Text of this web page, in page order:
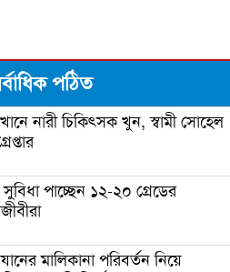
১৫ আগস্ট ’৭৫
দেখা ভালোবাসার সেই মানুষটি
প্রধানমন্ত্রী
পঠিত
নারী চিকিৎসক খুন, স্বামী সোহেল
পাচ্ছেন ১২-২০ গ্রেডের
মালিকানা পরিবর্তন নিয়ে